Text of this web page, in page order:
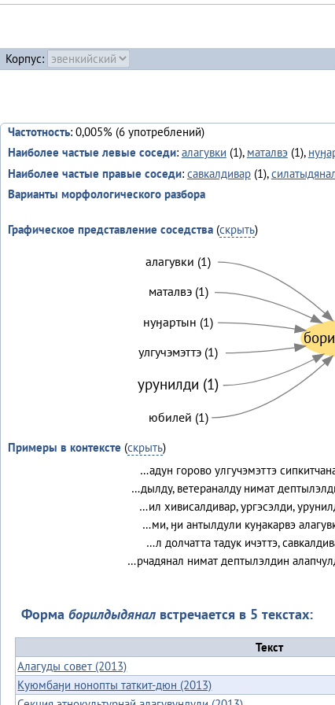
Корпус:
Частотность: 0,005% (6 употреблений)
Наиболее частые левые соседи: алагувки (1), маталвэ(1),
Наиболее частые правые соседи: савкалдивар(1),
Варианты морфологического разбора
Графическое представление соседства(скрыть)
алагувки (1)
маталвэ (1)
нуӈартын (1)
улгучэмэттэ (1)
урунилди (1)
юбилей (1)
Примеры в контексте (скрыть)
…адун горово улгучэмэттэ
…дылду, ветераналду нимат
…ил хивисалдивар, ургэсэлди,
…ми, ӈи антылдули куӈакарвэ
…л долчатта тадук ичэттэ,
…рчадянал нимат дептылэлдин
Формаборилдыдянал встречается в 5 текстах:
Текст
Алагуды совет (2013)
Куюмбаӈи нонопты таткит-дюн (2013)